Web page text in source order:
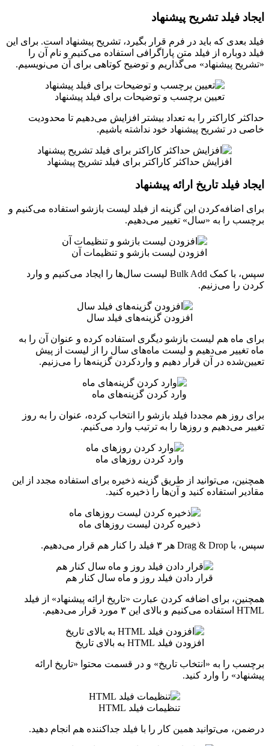
ایجاد فیلد تشریح پیشنهاد
فیلد بعدی که باید در فرم قرار بگیرد، تشریح پیشنهاد است. برای این
فیلد دوباره از فیلد متن پاراگرافی استفاده می‌کنیم و نام آن را
«تشریح پیشنهاد» می‌گذاریم و توضیح کوتاهی برای آن می‌نویسیم.
تعیین برچسب و توضیحات برای فیلد پیشنهاد
حداکثر کاراکتر را به تعداد بیشتر افزایش می‌دهیم تا محدودیت
خاصی در تشریح پیشنهاد خود نداشته باشیم.
افزایش حداکثر کاراکتر برای فیلد تشریح پیشنهاد
ایجاد فیلد تاریخ ارائه پیشنهاد
برای اضافه‌کردن این گزینه از فیلد لیست بازشو استفاده می‌کنیم و
برچسب را به «سال» تغییر می‌دهیم.
افزودن لیست بازشو و تنظیمات آن
سپس، با کمک Bulk Add لیست سال‌ها را ایجاد می‌کنیم و وارد
کردن را می‌زنیم.
افزودن گزینه‌های فیلد سال
برای ماه هم لیست بازشو دیگری استفاده کرده و عنوان آن را به
ماه تغییر می‌دهیم و لیست ماه‌های سال را از لیست از پیش‌
تعیین‌شده در آن قرار دهیم و واردکردن گزینه‌ها را می‌زنیم.
وارد کردن گزینه‌های ماه
برای روز هم مجددا فیلد بازشو را انتخاب کرده، عنوان را به روز
تغییر می‌دهیم و روزها را به ترتیب وارد می‌کنیم.
وارد کردن روزهای ماه
همچنین، می‌توانید از طریق گزینه ذخیره برای استفاده مجدد از این
مقادیر استفاده کنید و آن‌ها را ذخیره کنید.
ذخیره کردن لیست روزهای ماه
سپس، با Drag & Drop هر ۳ فیلد را کنار هم قرار می‌دهیم.
قرار دادن فیلد روز و ماه سال کنار هم
همچنین، برای اضافه کردن عبارت «تاریخ ارائه پیشنهاد» از فیلد
HTML استفاده می‌کنیم و بالای این ۳ مورد قرار می‌دهیم.
افزودن فیلد HTML به بالای تاریخ
برچسب را به «انتخاب تاریخ» و در قسمت محتوا «تاریخ ارائه
پیشنهاد» را وارد کنید.
تنظیمات فیلد HTML
درضمن، می‌توانید همین کار را با فیلد جداکننده هم انجام دهید.